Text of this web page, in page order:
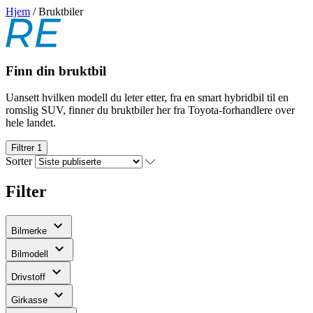
Hjem /Bruktbiler
Finn din bruktbil
Uansett hvilken modell du leter etter, fra en smart hybridbil til en
romslig SUV, finner du bruktbiler her fra Toyota-forhandlere over
hele landet.
Filtrer 1
Sorter
Filter
Bilmerke expand_more
Bilmodell expand_more
Drivstoff expand_more
Girkasse expand_more